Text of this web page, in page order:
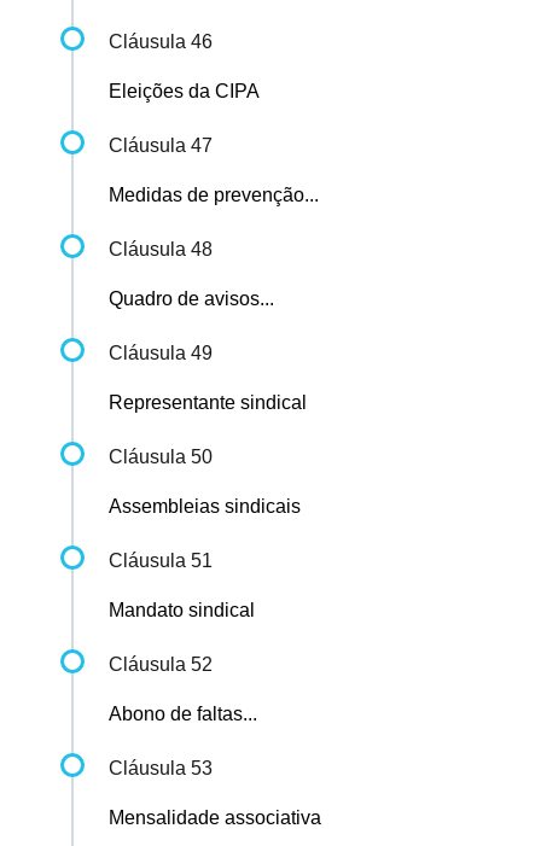
Cláusula 46
Eleições da CIPA
Cláusula 47
Medidas de prevenção...
Cláusula 48
Quadro de avisos...
Cláusula 49
Representante sindical
Cláusula 50
Assembleias sindicais
Cláusula 51
Mandato sindical
Cláusula 52
Abono de faltas...
Cláusula 53
Mensalidade associativa